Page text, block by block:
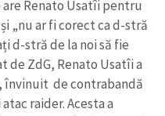
Renato Usatîi pentru
„nu ar fi corect ca d-stră
d-stră de la noi să fie
de ZdG, Renato Usatîi a
învinuit de contrabandă
raider. Acesta a